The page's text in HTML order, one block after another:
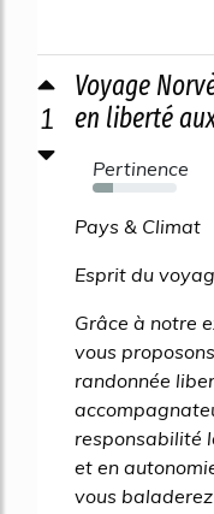
1
Voyage
en liberté
Pertinence
24%
Pays & Climat
Esprit du
Grâce à notre
vous
randonnée
responsabilité
et en
vous